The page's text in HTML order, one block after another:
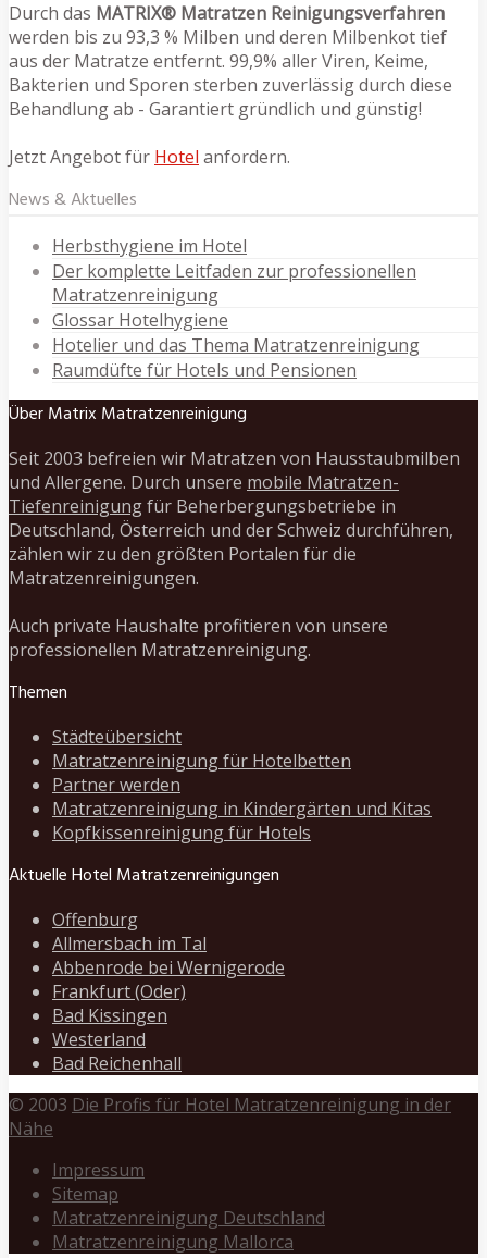
Durch das MATRIX® Matratzen Reinigungsverfahren
werden bis zu 93,3 % Milben und deren Milbenkot tief
aus der Matratze entfernt. 99,9% aller Viren, Keime,
Bakterien und Sporen sterben zuverlässig durch diese
Behandlung ab - Garantiert gründlich und günstig!
Jetzt Angebot für Hotel anfordern.
News & Aktuelles
Herbsthygiene im Hotel
Der komplette Leitfaden zur professionellen
Matratzenreinigung
Glossar Hotelhygiene
Hotelier und das Thema Matratzenreinigung
Raumdüfte für Hotels und Pensionen
Über Matrix Matratzenreinigung
Seit 2003 befreien wir Matratzen von Hausstaubmilben
und Allergene. Durch unsere mobile Matratzen-
Tiefenreinigungfür Beherbergungsbetriebe in
Deutschland, Österreich und der Schweiz durchführen,
zählen wir zu den größten Portalen für die
Matratzenreinigungen.
Auch private Haushalte profitieren von unsere
professionellen Matratzenreinigung.
Themen
Städteübersicht
Matratzenreinigung für Hotelbetten
Partner werden
Matratzenreinigung in Kindergärten und Kitas
Kopfkissenreinigung für Hotels
Aktuelle Hotel Matratzenreinigungen
Offenburg
Allmersbach im Tal
Abbenrode bei Wernigerode
Frankfurt (Oder)
Bad Kissingen
Westerland
Bad Reichenhall
© 2003 Die Profis für Hotel Matratzenreinigung in der
Nähe
Impressum
Sitemap
Matratzenreinigung Deutschland
Matratzenreinigung Mallorca